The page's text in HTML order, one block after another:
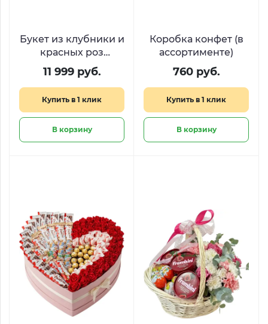
Букет из клубники и
красных роз
«Эликсир любви»
11 999 руб.
Купить в 1 клик
В корзину
Коробка конфет (в
ассортименте)
760 руб.
Купить в 1 клик
В корзину